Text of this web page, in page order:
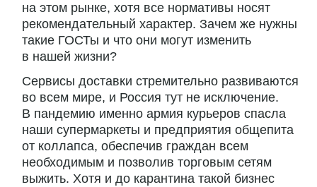
на этом рынке, хотя все нормативы носят
рекомендательный характер. Зачем же нужны
такие ГОСТы и что они могут изменить
в нашей жизни?
Сервисы доставки стремительно развиваются
во всем мире, и Россия тут не исключение.
В пандемию именно армия курьеров спасла
наши супермаркеты и предприятия общепита
от коллапса, обеспечив граждан всем
необходимым и позволив торговым сетям
выжить. Хотя и до карантина такой бизнес